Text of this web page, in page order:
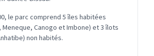
le parc comprend 5 îles habitées
Canogo et Imbone) et 3 îlots
non habités.